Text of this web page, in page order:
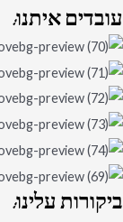
עובדיםאיתנו:
ביקורותעלינו: